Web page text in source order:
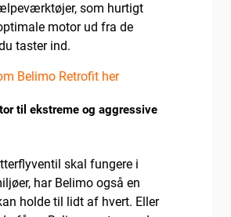
som hurtigt
motor ud fra de
taster ind.
Belimo Retrofit her
til ekstreme og aggressive
skal fungere i
har Belimo også en
holde til lidt af hvert. Eller